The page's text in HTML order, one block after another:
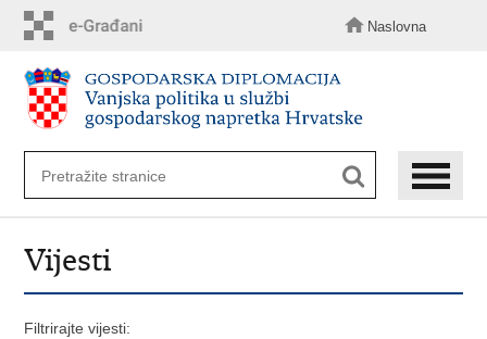
sadržaj
Naslovna
Vijesti
Filtrirajte vijesti: